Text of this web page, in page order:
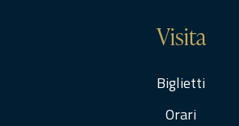
Visita
Biglietti
Orari